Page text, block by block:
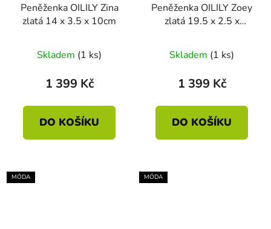
Peněženka OILILY Zina
zlatá 14 x 3.5 x 10cm
Skladem (1 ks)
1 399 Kč
DO KOŠÍKU
Peněženka OILILY Zoey
zlatá 19.5 x 2.5 x
Skladem (1 ks)
1 399 Kč
DO KOŠÍKU
MÓDA MÓDA